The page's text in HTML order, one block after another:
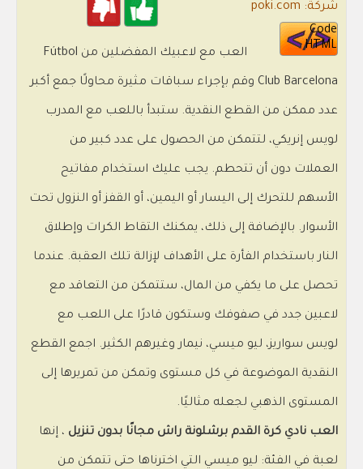
شركة: poki.com
Code
HTML
العب مع لاعبيك المفضلين من Fútbol
Club Barcelona وقم بإجراء سباقات مثيرة محاولًا جمع أكبر
عدد ممكن من القطع النقدية. ستبدأ باللعب مع المدرب
لويس إنريكي، لتتمكن من الحصول على عدد كبير من
العملات دون أن تتحطم. يجب عليك استخدام مفاتيح
الأسهم للتحرك إلى اليسار أو اليمين، أو القفز أو النزول تحت
الأسوار. بالإضافة إلى ذلك، يمكنك التقاط الكرات وإطلاق
النار باستخدام الفأرة على الأهداف لإزالة تلك العقبة. عندما
تحصل على ما يكفي من المال، ستتمكن من التعاقد مع
لاعبين جدد في صفوفك وستكون قادرًا على اللعب مع
لويس سواريز، ليو ميسي، نيمار وغيرهم الكثير. اجمع القطع
النقدية الموضوعة في كل مستوى وتمكن من تمريرها إلى
المستوى الذهبي لجعله مثاليًا.
العب نادي كرة القدم برشلونة راش مجانًا بدون تنزيل ، إنها
لعبة في الفئة: ليو ميسي التي اخترناها حتى تتمكن من